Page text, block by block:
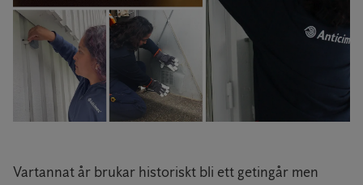
Vartannat år brukar historiskt bli ett getingår men